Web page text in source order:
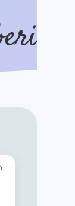
tulipbet